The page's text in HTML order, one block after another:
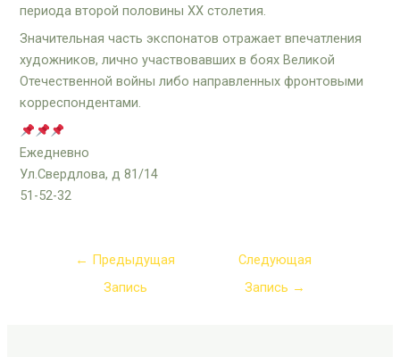
периода второй половины XX столетия.
Значительная часть экспонатов отражает впечатления
художников, лично участвовавших в боях Великой
Отечественной войны либо направленных фронтовыми
корреспондентами.
Ежедневно
Ул.Свердлова, д 81/14
51-52-32
← Предыдущая
Запись
Следующая
Запись →